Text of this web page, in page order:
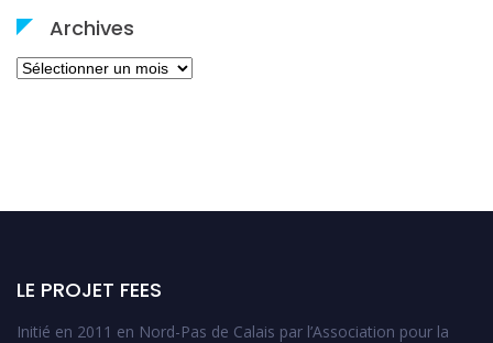
Archives
Archives
LE PROJET FEES
Initié en 2011 en Nord-Pas de Calais par l’Association pour la